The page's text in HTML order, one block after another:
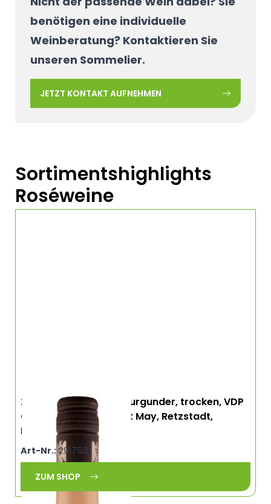
benötigen eine individuelle
Weinberatung? Kontaktieren Sie
unseren Sommelier.
JETZT KONTAKT AUFNEHMEN
Sortimentshighlights
Roséweine
2023 Rose vom Spätburgunder, trocken, VDP
Gutswein, Bio, Weingut May, Retzstadt,
Franken
Art-Nr.:291753
ZUM SHOP